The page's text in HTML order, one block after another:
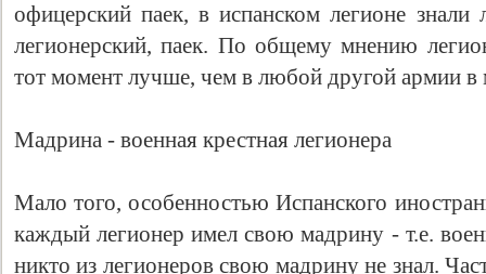
офицерский паек, в испанском легионе знали
легионерский, паек. По общему мнению
тот момент лучше, чем в любой другой армии в
Мадрина - военная крестная легионера
Мало того, особенностью Испанского
каждый легионер имел свою мадрину - т.е.
никто из легионеров свою мадрину не знал.